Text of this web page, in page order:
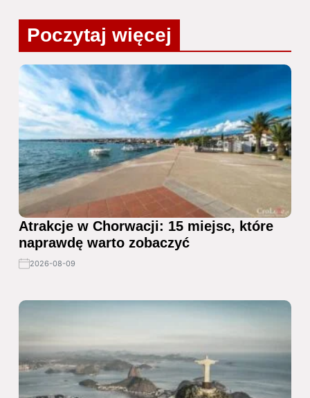
Poczytaj więcej
Atrakcje w Chorwacji: 15 miejsc, które
naprawdę warto zobaczyć
2026-08-09